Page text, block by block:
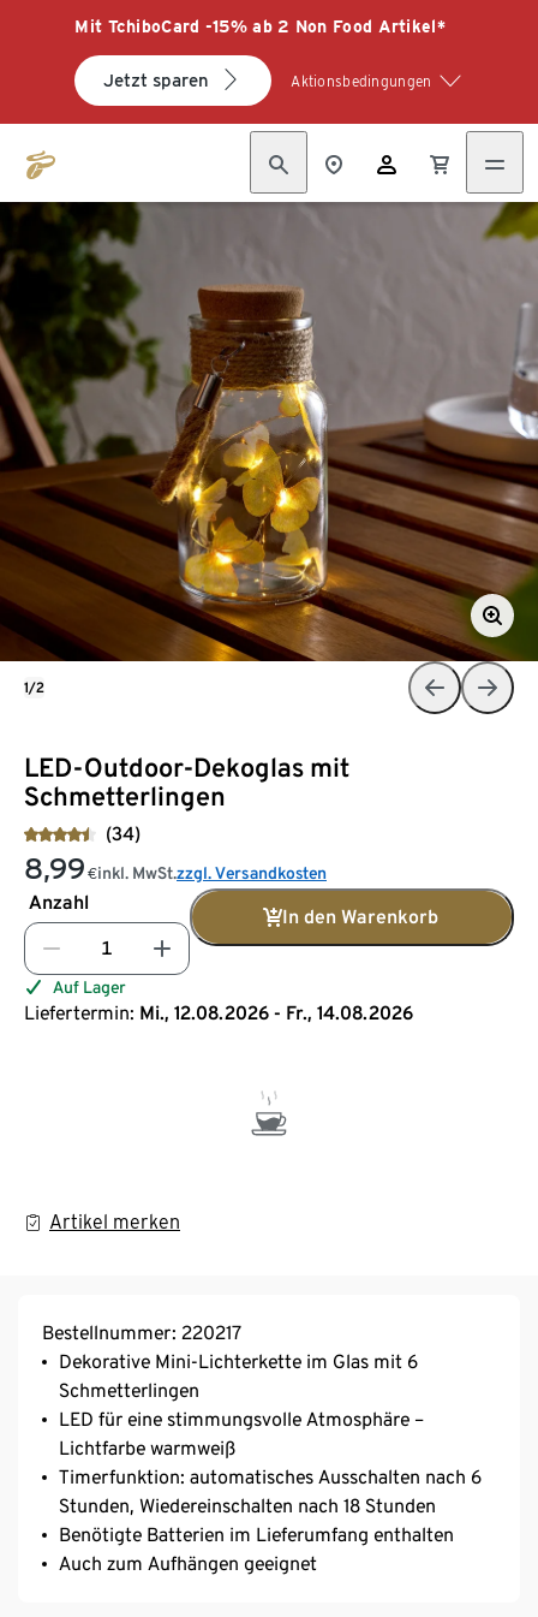
Mit TchiboCard -15% ab 2 Non Food Artikel*
Jetzt sparen Aktionsbedingungen
LED-Outdoor-Dekoglas mit
Schmetterlingen
(34)
8,99 €inkl. MwSt.zzgl. Versandkosten
Anzahl
In den Warenkorb
Auf Lager
Liefertermin: Mi., 12.08.2026 - Fr., 14.08.2026
Artikel merken
1/2
Bestellnummer: 220217
Dekorative Mini-Lichterkette im Glas mit 6
Schmetterlingen
LED für eine stimmungsvolle Atmosphäre –
Lichtfarbe warmweiß
Timerfunktion: automatisches Ausschalten nach 6
Stunden, Wiedereinschalten nach 18 Stunden
Benötigte Batterien im Lieferumfang enthalten
Auch zum Aufhängen geeignet